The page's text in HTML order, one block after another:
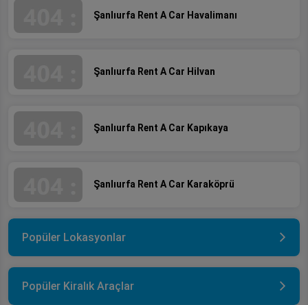
Şanlıurfa Rent A Car Havalimanı
Şanlıurfa Rent A Car Hilvan
Şanlıurfa Rent A Car Kapıkaya
Şanlıurfa Rent A Car Karaköprü
Popüler Lokasyonlar
Popüler Kiralık Araçlar